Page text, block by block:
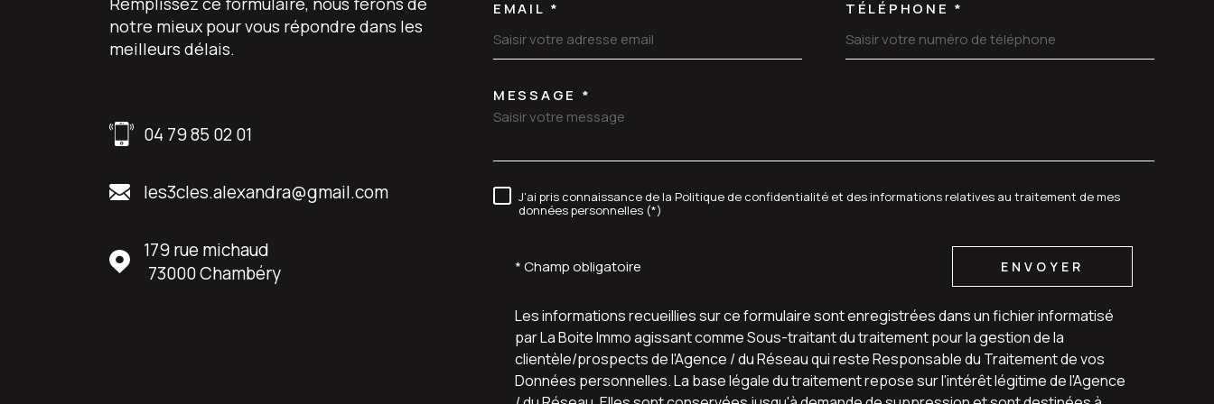
notre mieux pour vous répondre dans les
meilleurs délais.
04 79 85 02 01
les3cles.alexandra@gmail.com
179 rue michaud
73000
Chambéry
EMAIL * TÉLÉPHONE *
TRAD_MELTEM_VOREDEMANDE
MESSAGE *
RÈGLEMENTATION
J'ai pris connaissance de la Politique de confidentialité et des informations relatives au traitement de mes
données personnelles (*)
* Champ obligatoire ENVOYER
Les informations recueillies sur ce formulaire sont enregistrées dans un fichier informatisé
par La Boite Immo agissant comme Sous-traitant du traitement pour la gestion de la
clientèle/prospects de l'Agence / du Réseau qui reste Responsable du Traitement de vos
Données personnelles. La base légale du traitement repose sur l'intérêt légitime de l'Agence